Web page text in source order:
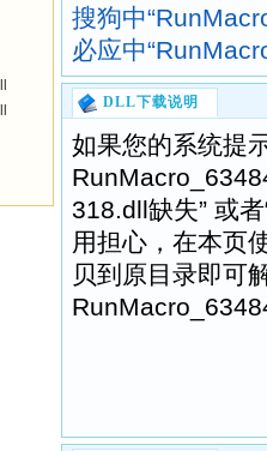
搜狗中
必应中
DLL下载说明
如果您的系统提
318.dll缺失” 或
用担心，在本页
贝到原目录即可